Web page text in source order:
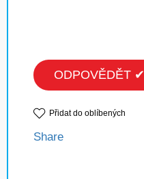
ODPOVĚDĚT ✔
Přidat do oblíbených
Share